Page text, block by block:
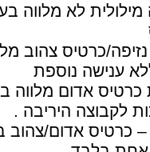
לא מלווה
כרטיס צהוב
ענישה נוספת
אדום מלווה
לקבוצה היריבה .
– כרטיס אדום/צהוב